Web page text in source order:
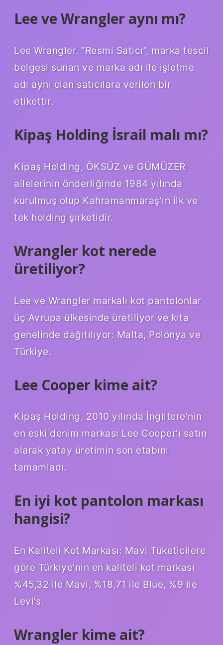
Lee ve Wrangler aynı mı?
Lee Wrangler. “Resmi Satıcı”, marka tescil
belgesi sunan ve marka adı ile işletme
adı aynı olan satıcılara verilen bir
etikettir.
Kipaş Holding İsrail malı mı?
Kipaş Holding, ÖKSÜZ ve GÜMÜZER
ailelerinin önderliğinde 1984 yılında
kurulmuş olup Kahramanmaraş’ın ilk ve
tek holding şirketidir.
Wrangler kot nerede
üretiliyor?
Lee ve Wrangler markalı kot pantolonlar
üç Avrupa ülkesinde üretiliyor ve kıta
genelinde dağıtılıyor: Malta, Polonya ve
Türkiye.
Lee Cooper kime ait?
Kipaş Holding, 2010 yılında İngiltere’nin
en eski denim markası Lee Cooper’ı satın
alarak yatay üretimin son etabını
tamamladı.
En iyi kot pantolon markası
hangisi?
En Kaliteli Kot Markası: Mavi Tüketicilere
göre Türkiye’nin en kaliteli kot markası
%45,32 ile Mavi, %18,71 ile Blue, %9 ile
Levi’s.
Wrangler kime ait?